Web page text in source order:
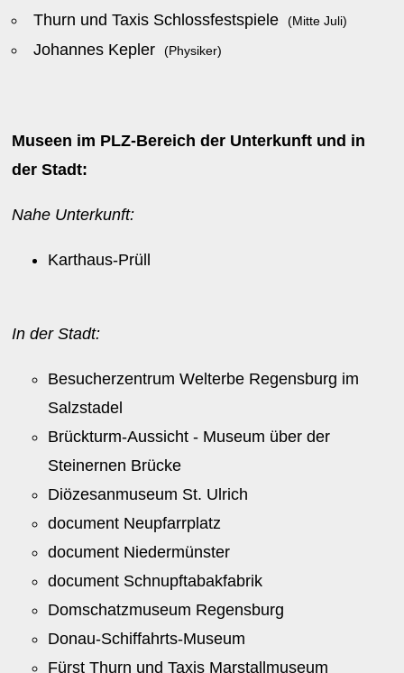
Thurn und Taxis Schlossfestspiele(Mitte Juli)
Johannes Kepler(Physiker)
Museen im PLZ-Bereich der Unterkunft und in
der Stadt:
Nahe Unterkunft:
Karthaus-Prüll
In der Stadt:
Besucherzentrum Welterbe Regensburg im
Salzstadel
Brückturm-Aussicht - Museum über der
Steinernen Brücke
Diözesanmuseum St. Ulrich
document Neupfarrplatz
document Niedermünster
document Schnupftabakfabrik
Domschatzmuseum Regensburg
Donau-Schiffahrts-Museum
Fürst Thurn und Taxis Marstallmuseum